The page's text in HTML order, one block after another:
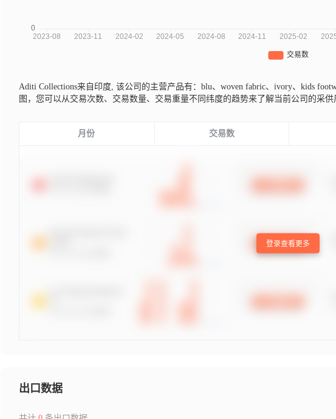
Aditi Collections来自印度, 该公司的主营产品有：blu、woven fabric、ivory、kids
图，您可以从交易次数、交易数量、交易重量不同纬度的趋势来了解当前公司的采供
月份 交易数
登录查看更多
出口数据